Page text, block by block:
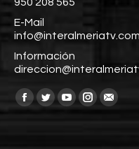
E-Mail
info@interalmeriatv.com
Información
Encuéntranos en:
Facebook
TwitterYouTube
Instagram
Mail